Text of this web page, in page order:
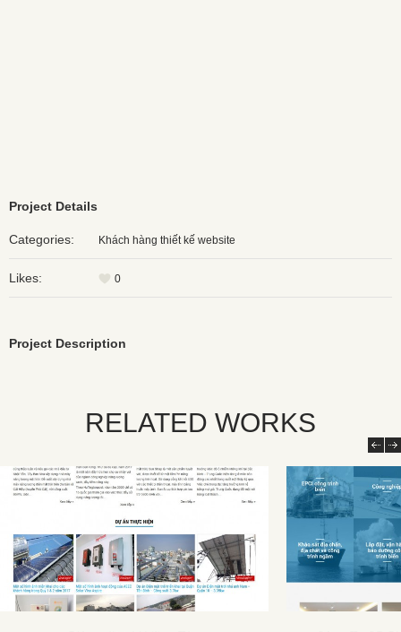
Project Details
Categories: Khách hàng thiết kế website
Likes: 0
Project Description
RELATED WORKS